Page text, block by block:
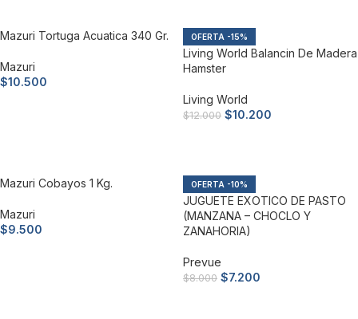
Mazuri Tortuga Acuatica 340 Gr.
Mazuri
$10.500
-15%
Living World Balancin De Madera
Hamster
Living World
$12.000 $10.200
Mazuri Cobayos 1 Kg.
Mazuri
$9.500
-10%
JUGUETE EXOTICO DE PASTO
(MANZANA – CHOCLO Y
ZANAHORIA)
Prevue
$8.000 $7.200